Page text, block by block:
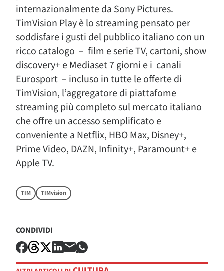
internazionalmente da Sony Pictures.
TimVision Play è lo streaming pensato per
soddisfare i gusti del pubblico italiano con un
ricco catalogo – film e serie TV, cartoni, show
discovery+ e Mediaset 7 giorni e i canali
Eurosport – incluso in tutte le offerte di
TimVision, l’aggregatore di piattafome
streaming più completo sul mercato italiano
che offre un accesso semplificato e
conveniente a Netflix, HBO Max, Disney+,
Prime Video, DAZN, Infinity+, Paramount+ e
Apple TV.
TIM TIMvision
CONDIVIDI